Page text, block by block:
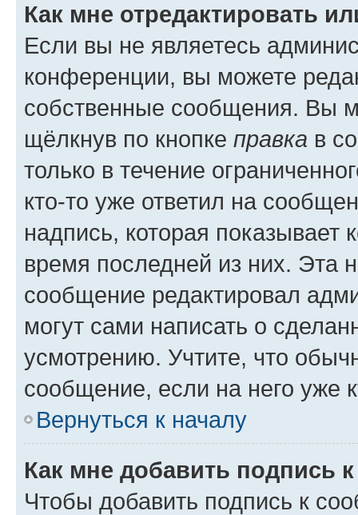
Как мне отредактировать
Если вы не являетесь
конференции, вы можете
собственные сообщения. Вы
щёлкнув по кнопке правка в
только в течение
кто-то уже ответил на
надпись, которая показывает
время последней из них. Эта
сообщение редактировал
могут сами написать о
усмотрению. Учтите, что
сообщение, если на него уже
Вернуться к началу
Как мне добавить подпись
Чтобы добавить подпись к